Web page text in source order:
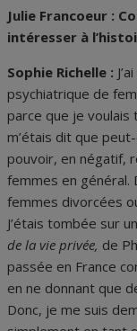
Julie Francoeur :
intéresser à
Sophie Richelle :
psychiatrique de
parce que je voulais
m’étais dit que
pouvoir, en négatif,
femmes en général.
femmes divorcées
J’étais tombée sur
de la vie privée, de
passée en France
en ne donnant que
Donc, je me suis